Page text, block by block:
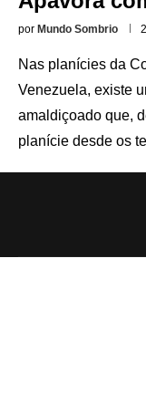
por Mundo Sombrio
Nas planícies da
Venezuela, existe
amaldiçoado que,
planície desde os